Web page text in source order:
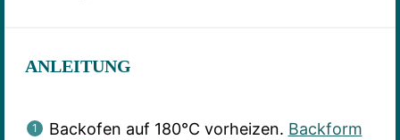
ANLEITUNG
Backofen auf 180°C vorheizen. Backform